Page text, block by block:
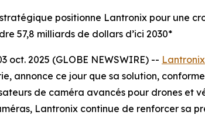
positionne Lantronix pour une
57,8 milliards de dollars d’ici 2030*
oct. 2025 (GLOBE NEWSWIRE) --
annonce ce jour que sa solution,
de caméra avancés pour drones et
Lantronix continue de renforcer sa